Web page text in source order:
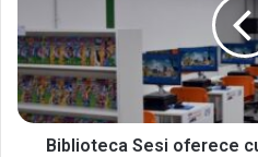
Biblioteca Sesi oferece